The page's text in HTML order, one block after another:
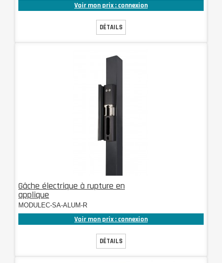
Voir mon prix : connexion
DÉTAILS
Gâche électrique à rupture en
applique
MODULEC-SA-ALUM-R
Voir mon prix : connexion
DÉTAILS